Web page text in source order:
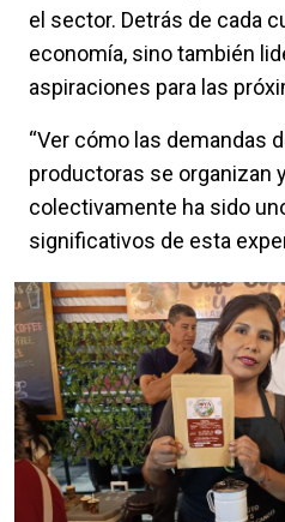
el sector. Detrás de cada
economía, sino también
aspiraciones para las
“Ver cómo las demandas
productoras se organizan
colectivamente ha sido
significativos de esta